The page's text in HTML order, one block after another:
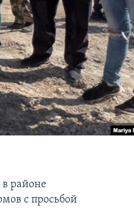
районе
с просьбой